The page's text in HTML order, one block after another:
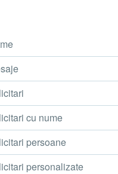
cu nume
persoane
personalizate